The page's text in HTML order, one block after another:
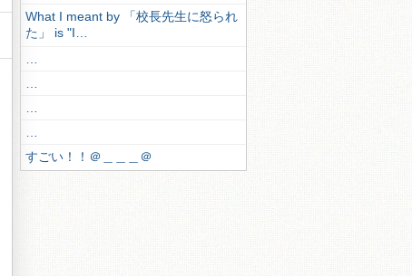
What I meant by 「校長先生に怒られ
た」 is "I…
すごい！！＠＿＿＿＠